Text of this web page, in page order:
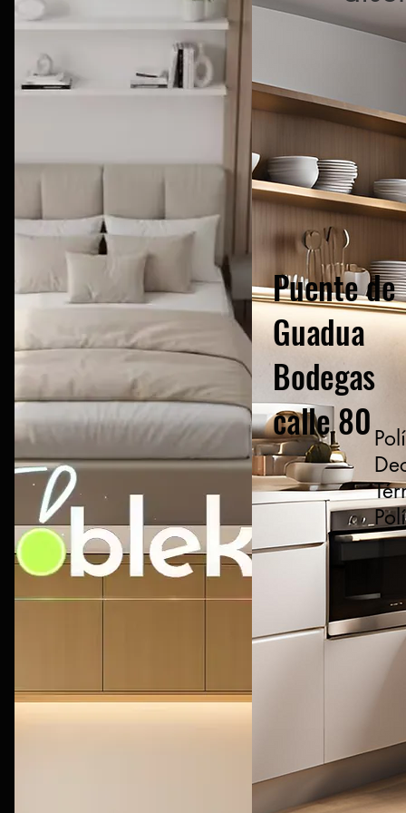
Puente de
Guadua
Bodegas
calle 80